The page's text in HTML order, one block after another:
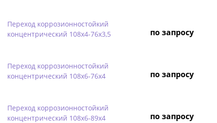
Переход коррозионностойкий
концентрический 108х4-76х3,5
по запросу
Переход коррозионностойкий
концентрический 108х6-76х4
по запросу
Переход коррозионностойкий
концентрический 108х6-89х4
по запросу